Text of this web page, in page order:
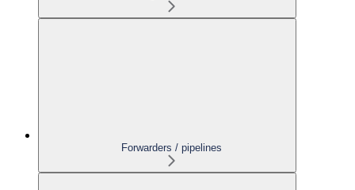
Forwarders / pipelines